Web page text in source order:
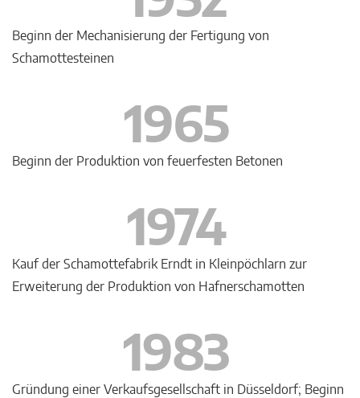
Beginn der Mechanisierung der Fertigung von
Schamottesteinen
1965
Beginn der Produktion von feuerfesten Betonen
1974
Kauf der Schamottefabrik Erndt in Kleinpöchlarn zur
Erweiterung der Produktion von Hafnerschamotten
1983
Gründung einer Verkaufsgesellschaft in Düsseldorf; Beginn